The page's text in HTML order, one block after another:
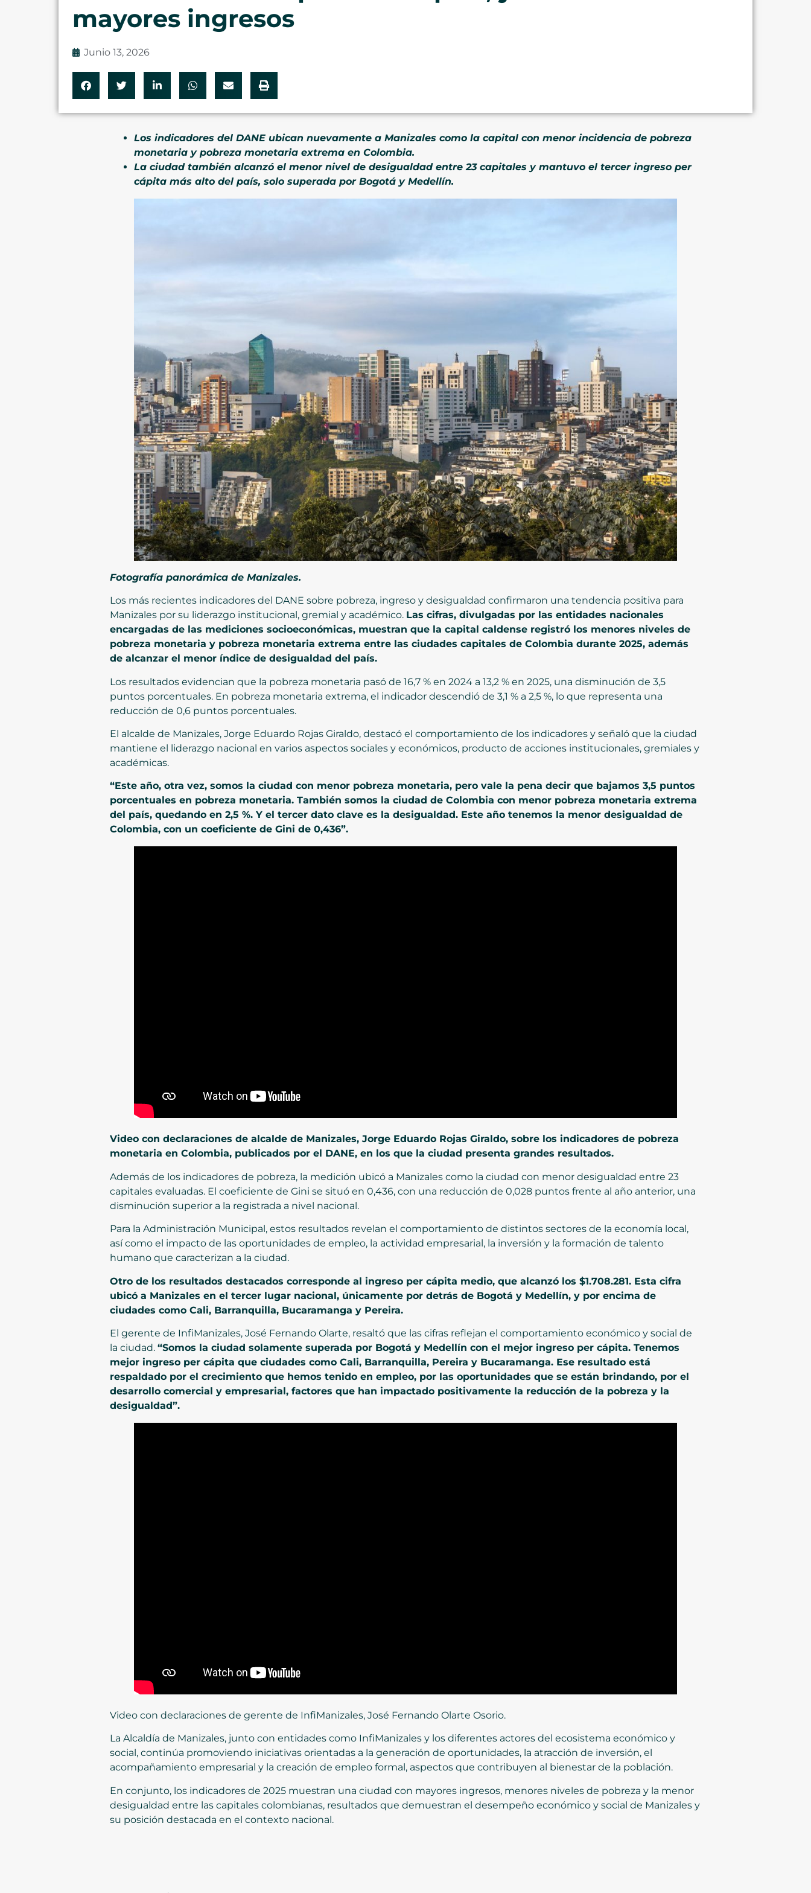
mayores ingresos
Junio 13, 2026
Los indicadores del DANE ubican nuevamente a Manizales como la capital con menor incidencia de pobreza
monetaria y pobreza monetaria extrema en Colombia.
La ciudad también alcanzó el menor nivel de desigualdad entre 23 capitales y mantuvo el tercer ingreso per
cápita más alto del país, solo superada por Bogotá y Medellín.
Fotografía panorámica de Manizales.
Los más recientes indicadores del DANE sobre pobreza, ingreso y desigualdad confirmaron una tendencia positiva para
Manizales por su liderazgo institucional, gremial y académico. Las cifras, divulgadas por las entidades nacionales
encargadas de las mediciones socioeconómicas, muestran que la capital caldense registró los menores niveles de
pobreza monetaria y pobreza monetaria extrema entre las ciudades capitales de Colombia durante 2025, además
de alcanzar el menor índice de desigualdad del país.
Los resultados evidencian que la pobreza monetaria pasó de 16,7 % en 2024 a 13,2 % en 2025, una disminución de 3,5
puntos porcentuales. En pobreza monetaria extrema, el indicador descendió de 3,1 % a 2,5 %, lo que representa una
reducción de 0,6 puntos porcentuales.
El alcalde de Manizales, Jorge Eduardo Rojas Giraldo, destacó el comportamiento de los indicadores y señaló que la ciudad
mantiene el liderazgo nacional en varios aspectos sociales y económicos, producto de acciones institucionales, gremiales y
académicas.
“Este año, otra vez, somos la ciudad con menor pobreza monetaria, pero vale la pena decir que bajamos 3,5 puntos
porcentuales en pobreza monetaria. También somos la ciudad de Colombia con menor pobreza monetaria extrema
del país, quedando en 2,5 %. Y el tercer dato clave es la desigualdad. Este año tenemos la menor desigualdad de
Colombia, con un coeficiente de Gini de 0,436”.
Video con declaraciones de alcalde de Manizales, Jorge Eduardo Rojas Giraldo, sobre los indicadores de pobreza
monetaria en Colombia, publicados por el DANE, en los que la ciudad presenta grandes resultados.
Además de los indicadores de pobreza, la medición ubicó a Manizales como la ciudad con menor desigualdad entre 23
capitales evaluadas. El coeficiente de Gini se situó en 0,436, con una reducción de 0,028 puntos frente al año anterior, una
disminución superior a la registrada a nivel nacional.
Para la Administración Municipal, estos resultados revelan el comportamiento de distintos sectores de la economía local,
así como el impacto de las oportunidades de empleo, la actividad empresarial, la inversión y la formación de talento
humano que caracterizan a la ciudad.
Otro de los resultados destacados corresponde al ingreso per cápita medio, que alcanzó los $1.708.281. Esta cifra
ubicó a Manizales en el tercer lugar nacional, únicamente por detrás de Bogotá y Medellín, y por encima de
ciudades como Cali, Barranquilla, Bucaramanga y Pereira.
El gerente de InfiManizales, José Fernando Olarte, resaltó que las cifras reflejan el comportamiento económico y social de
la ciudad. “Somos la ciudad solamente superada por Bogotá y Medellín con el mejor ingreso per cápita. Tenemos
mejor ingreso per cápita que ciudades como Cali, Barranquilla, Pereira y Bucaramanga. Ese resultado está
respaldado por el crecimiento que hemos tenido en empleo, por las oportunidades que se están brindando, por el
desarrollo comercial y empresarial, factores que han impactado positivamente la reducción de la pobreza y la
desigualdad”.
Video con declaraciones de gerente de InfiManizales, José Fernando Olarte Osorio.
La Alcaldía de Manizales, junto con entidades como InfiManizales y los diferentes actores del ecosistema económico y
social, continúa promoviendo iniciativas orientadas a la generación de oportunidades, la atracción de inversión, el
acompañamiento empresarial y la creación de empleo formal, aspectos que contribuyen al bienestar de la población.
En conjunto, los indicadores de 2025 muestran una ciudad con mayores ingresos, menores niveles de pobreza y la menor
desigualdad entre las capitales colombianas, resultados que demuestran el desempeño económico y social de Manizales y
su posición destacada en el contexto nacional.